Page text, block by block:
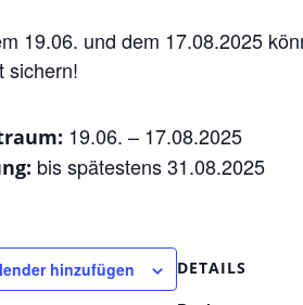
19.06. und dem 17.08.2025
sichern!
19.06. – 17.08.2025
bis spätestens 31.08.2025
hinzufügen DETAILS